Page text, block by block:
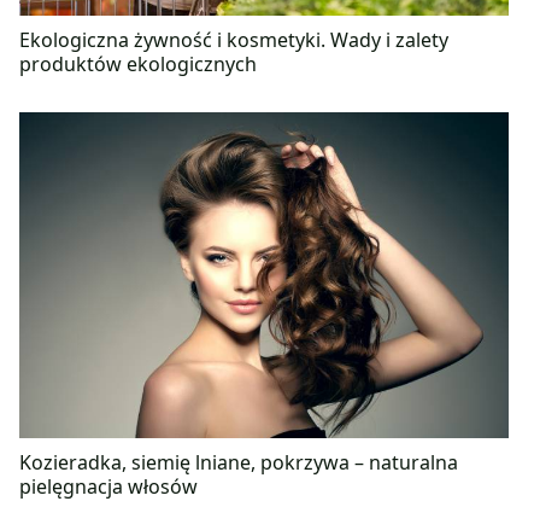
Ekologiczna żywność i kosmetyki. Wady i zalety
produktów ekologicznych
Kozieradka, siemię lniane, pokrzywa – naturalna
pielęgnacja włosów